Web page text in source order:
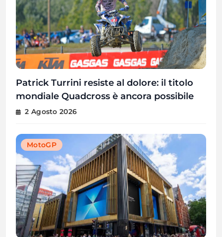
Patrick Turrini resiste al dolore: il titolo
mondiale Quadcross è ancora possibile
2 Agosto 2026
MotoGP